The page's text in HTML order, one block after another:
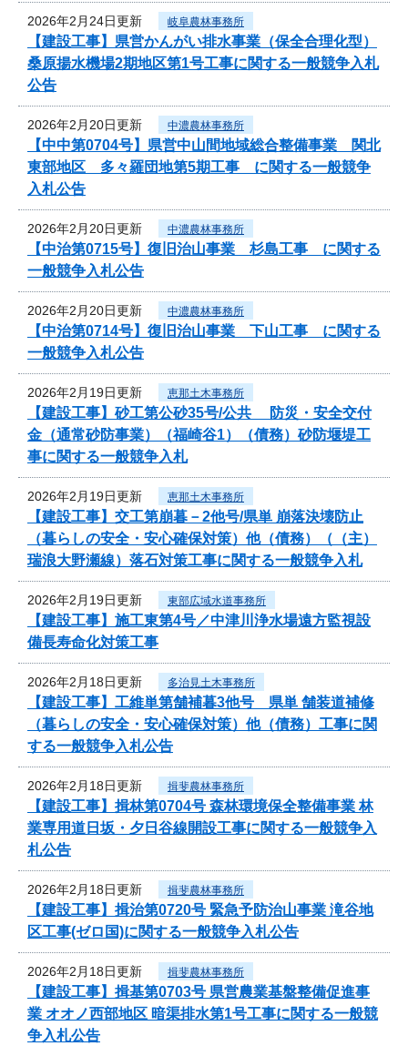
2026年2月24日更新 岐阜農林事務所
【建設工事】県営かんがい排水事業（保全合理化型）
桑原揚水機場2期地区第1号工事に関する一般競争入札
公告
2026年2月20日更新 中濃農林事務所
【中中第0704号】県営中山間地域総合整備事業 関北
東部地区 多々羅団地第5期工事 に関する一般競争
入札公告
2026年2月20日更新 中濃農林事務所
【中治第0715号】復旧治山事業 杉島工事 に関する
一般競争入札公告
2026年2月20日更新 中濃農林事務所
【中治第0714号】復旧治山事業 下山工事 に関する
一般競争入札公告
2026年2月19日更新 恵那土木事務所
【建設工事】砂工第公砂35号/公共 防災・安全交付
金（通常砂防事業）（福崎谷1）（債務）砂防堰堤工
事に関する一般競争入札
2026年2月19日更新 恵那土木事務所
【建設工事】交工第崩暮－2他号/県単 崩落決壊防止
（暮らしの安全・安心確保対策）他（債務）（（主）
瑞浪大野瀬線）落石対策工事に関する一般競争入札
2026年2月19日更新 東部広域水道事務所
【建設工事】施工東第4号／中津川浄水場遠方監視設
備長寿命化対策工事
2026年2月18日更新 多治見土木事務所
【建設工事】工維単第舗補暮3他号 県単 舗装道補修
（暮らしの安全・安心確保対策）他（債務）工事に関
する一般競争入札公告
2026年2月18日更新 揖斐農林事務所
【建設工事】揖林第0704号 森林環境保全整備事業 林
業専用道日坂・夕日谷線開設工事に関する一般競争入
札公告
2026年2月18日更新 揖斐農林事務所
【建設工事】揖治第0720号 緊急予防治山事業 滝谷地
区工事(ゼロ国)に関する一般競争入札公告
2026年2月18日更新 揖斐農林事務所
【建設工事】揖基第0703号 県営農業基盤整備促進事
業 オオノ西部地区 暗渠排水第1号工事に関する一般競
争入札公告